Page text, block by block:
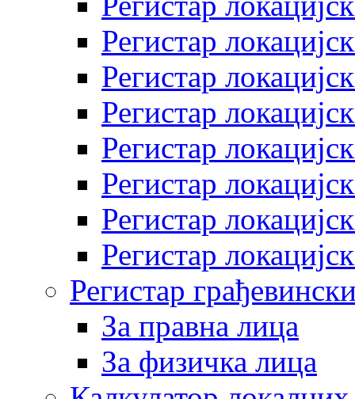
Регистар
Регистар
Регистар
Регистар
Регистар
Регистар
Регистар
Регистар
За правна лица
За физичка лица